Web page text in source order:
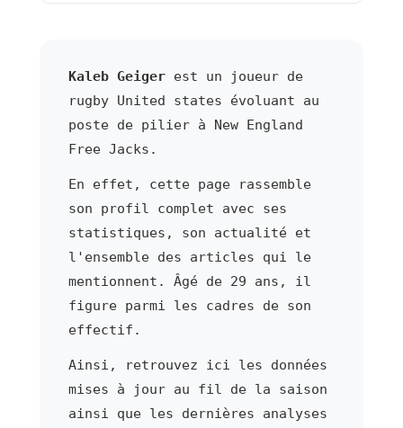
Kaleb Geigerest un joueur de
rugby United states évoluant au
poste de pilier à New England
Free Jacks.
En effet, cette page rassemble
son profil complet avec ses
statistiques, son actualité et
l'ensemble des articles qui le
mentionnent. Âgé de 29 ans, il
figure parmi les cadres de son
effectif.
Ainsi, retrouvez ici les données
mises à jour au fil de la saison
ainsi que les dernières analyses